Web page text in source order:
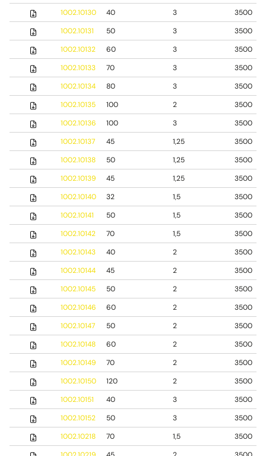
1002.10130
40 3
3500
1002.10131
50 3
3500
1002.10132
60 3
3500
1002.10133
70 3
3500
1002.10134
80 3
3500
1002.10135
100 2
3500
1002.10136
100 3
3500
1002.10137
45 1,25
3500
1002.10138
50 1,25
3500
1002.10139
45 1,25
3500
1002.10140
32 1,5
3500
1002.10141
50 1,5
3500
1002.10142
70 1,5
3500
1002.10143
40 2
3500
1002.10144
45 2
3500
1002.10145
50 2
3500
1002.10146
60 2
3500
1002.10147
50 2
3500
1002.10148
60 2
3500
1002.10149
70 2
3500
1002.10150
120 2
3500
1002.10151
40 3
3500
1002.10152
50 3
3500
1002.10218
70 1,5
3500